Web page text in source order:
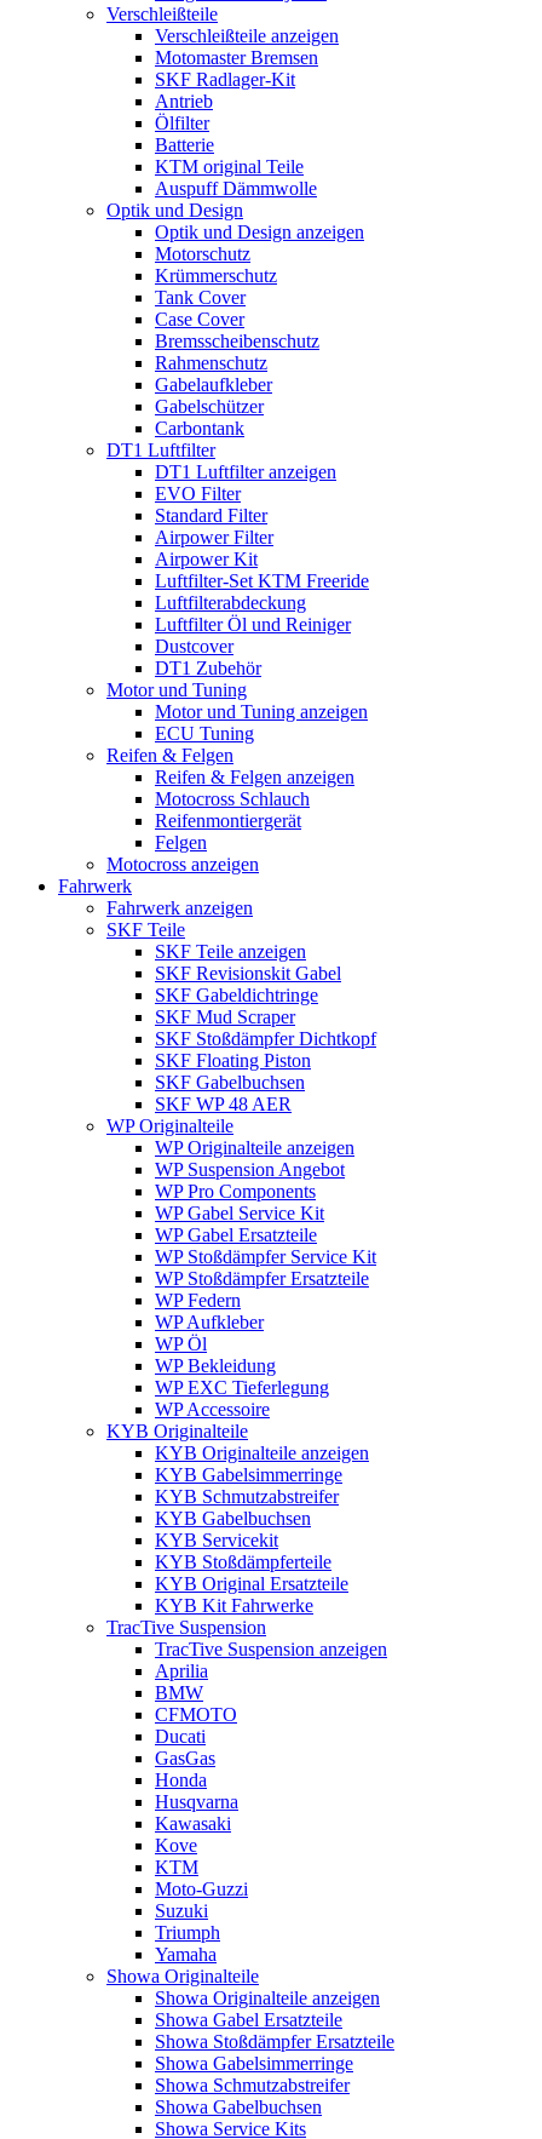
Verschleißteile
Verschleißteile anzeigen
Motomaster Bremsen
SKF Radlager-Kit
Antrieb
Ölfilter
Batterie
KTM original Teile
Auspuff Dämmwolle
Optik und Design
Optik und Design anzeigen
Motorschutz
Krümmerschutz
Tank Cover
Case Cover
Bremsscheibenschutz
Rahmenschutz
Gabelaufkleber
Gabelschützer
Carbontank
DT1 Luftfilter
DT1 Luftfilter anzeigen
EVO Filter
Standard Filter
Airpower Filter
Airpower Kit
Luftfilter-Set KTM Freeride
Luftfilterabdeckung
Luftfilter Öl und Reiniger
Dustcover
DT1 Zubehör
Motor und Tuning
Motor und Tuning anzeigen
ECU Tuning
Reifen & Felgen
Reifen & Felgen anzeigen
Motocross Schlauch
Reifenmontiergerät
Felgen
Motocross anzeigen
Fahrwerk
Fahrwerk anzeigen
SKF Teile
SKF Teile anzeigen
SKF Revisionskit Gabel
SKF Gabeldichtringe
SKF Mud Scraper
SKF Stoßdämpfer Dichtkopf
SKF Floating Piston
SKF Gabelbuchsen
SKF WP 48 AER
WP Originalteile
WP Originalteile anzeigen
WP Suspension Angebot
WP Pro Components
WP Gabel Service Kit
WP Gabel Ersatzteile
WP Stoßdämpfer Service Kit
WP Stoßdämpfer Ersatzteile
WP Federn
WP Aufkleber
WP Öl
WP Bekleidung
WP EXC Tieferlegung
WP Accessoire
KYB Originalteile
KYB Originalteile anzeigen
KYB Gabelsimmerringe
KYB Schmutzabstreifer
KYB Gabelbuchsen
KYB Servicekit
KYB Stoßdämpferteile
KYB Original Ersatzteile
KYB Kit Fahrwerke
TracTive Suspension
TracTive Suspension anzeigen
Aprilia
BMW
CFMOTO
Ducati
GasGas
Honda
Husqvarna
Kawasaki
Kove
KTM
Moto-Guzzi
Suzuki
Triumph
Yamaha
Showa Originalteile
Showa Originalteile anzeigen
Showa Gabel Ersatzteile
Showa Stoßdämpfer Ersatzteile
Showa Gabelsimmerringe
Showa Schmutzabstreifer
Showa Gabelbuchsen
Showa Service Kits